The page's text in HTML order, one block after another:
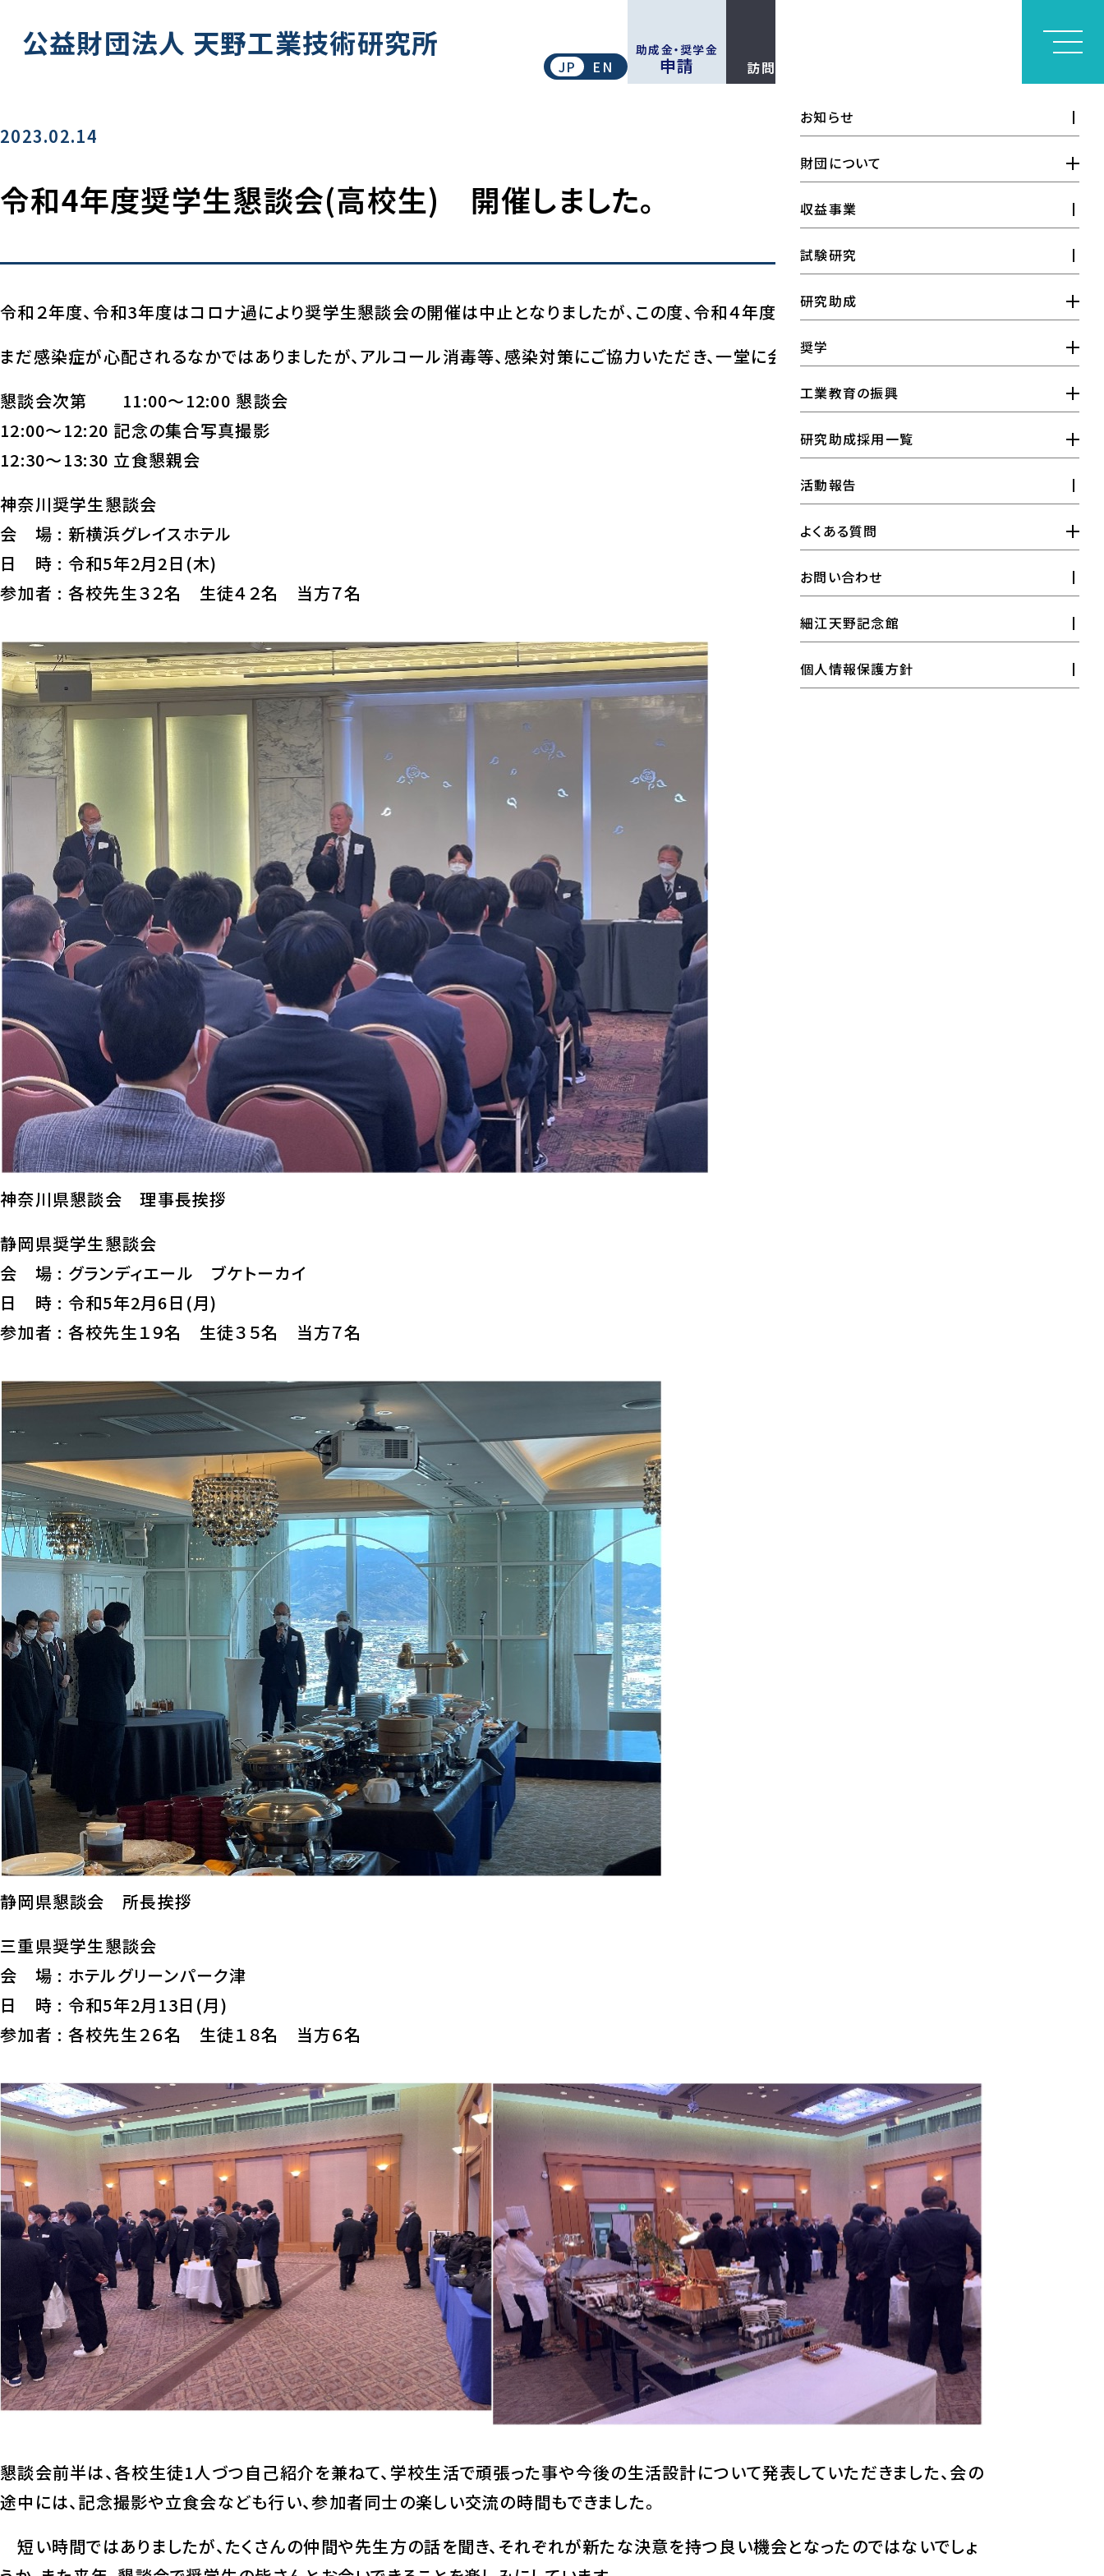
公益財団法人 天野工業技術研究所
JP EN
助成金・奨学金
申請 訪問者別
お知らせ
財団について
財団概要
設立者の想い
財団の実績
研究開発品一覧
刊行物
収益事業
試験研究
研究助成
研究助成金
奨学
大学院奨学金
全国高専奨学金
工業教育の振興
工業教育振興活動支援金
研究助成採用一覧
研究助成
活動報告
よくある質問
研究助成金について
大学院奨学金について
工業高校奨学金について
お問い合わせ
細江天野記念館
個人情報保護方針
2023.02.14
令和4年度奨学生懇談会(高校生) 開催しました。
令和２年度、令和3年度はコロナ過により奨学生懇談会の開催は中止となりましたが、この度、令和４年度は開催の運びとなりました。
まだ感染症が心配されるなかではありましたが、アルコール消毒等、感染対策にご協力いただき、一堂に会することができ感謝です。
懇談会次第 11:00～12:00 懇談会
12:00～12:20 記念の集合写真撮影
12:30～13:30 立食懇親会
神奈川奨学生懇談会
会 場 : 新横浜グレイスホテル
日 時 : 令和5年2月2日(木)
参加者 : 各校先生３２名 生徒４２名 当方７名
神奈川県懇談会 理事長挨拶
静岡県奨学生懇談会
会 場 : グランディエール ブケトーカイ
日 時 : 令和5年2月6日(月)
参加者 : 各校先生１９名 生徒３５名 当方７名
静岡県懇談会 所長挨拶
三重県奨学生懇談会
会 場 : ホテルグリーンパーク津
日 時 : 令和5年2月13日(月)
参加者 : 各校先生２６名 生徒１８名 当方６名
懇談会前半は、各校生徒1人づつ自己紹介を兼ねて、学校生活で頑張った事や今後の生活設計について発表していただきました、会の
途中には、記念撮影や立食会なども行い、参加者同士の楽しい交流の時間もできました。
短い時間ではありましたが、たくさんの仲間や先生方の話を聞き、それぞれが新たな決意を持つ良い機会となったのではないでしょ